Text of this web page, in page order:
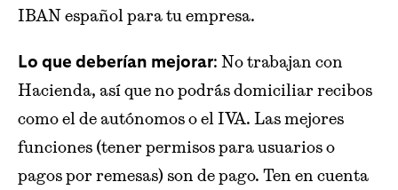
IBAN español para tu empresa.
Lo que deberían mejorar: No trabajan con
Hacienda, así que no podrás domiciliar recibos
como el de autónomos o el IVA. Las mejores
funciones (tener permisos para usuarios o
pagos por remesas) son de pago. Ten en cuenta